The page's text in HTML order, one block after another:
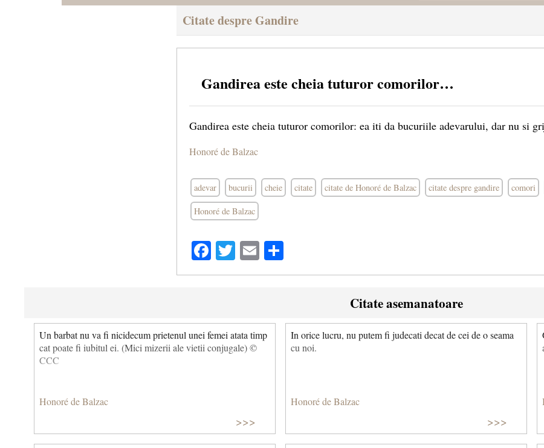
Citate despre Gandire
Gandirea este cheia tuturor comorilor…
Gandirea este cheia tuturor comorilor: ea iti da bucuriile adevarului, dar nu si
Honoré de Balzac
adevar bucurii cheie citate citate de Honoré de Balzac citate despre gandire comori
Honoré de Balzac
Facebook
Twitter
Email
Citate asemanatoare
Un barbat nu va fi nicidecum prietenul unei femei atata timp
cat poate fi iubitul ei. (Mici mizerii ale vietii conjugale) ©
CCC
Honoré de Balzac
>>>
In orice lucru, nu putem fi judecati decat de cei de o seama
cu noi.
Honoré de Balzac
>>>